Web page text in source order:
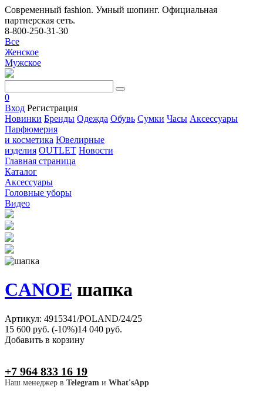
Современный fashion. Умный шопинг. Официальная
партнерская сеть.
8-800-250-31-30
Все
Женское
Мужское
0
Вход Регистрация
Новинки Бренды Одежда Обувь Сумки Часы Аксессуары
Парфюмерия
и косметика Ювелирные
изделия OUTLET Новости
Главная страница
Каталог
Аксессуары
Головные уборы
Видео
CANOE шапка
Артикул: 4915341/POLAND/24/25
15 600 руб. (-10%)14 040 руб.
Добавить в корзину
+7 964 833 16 19
Наш менеджер в Telegram и What'sApp